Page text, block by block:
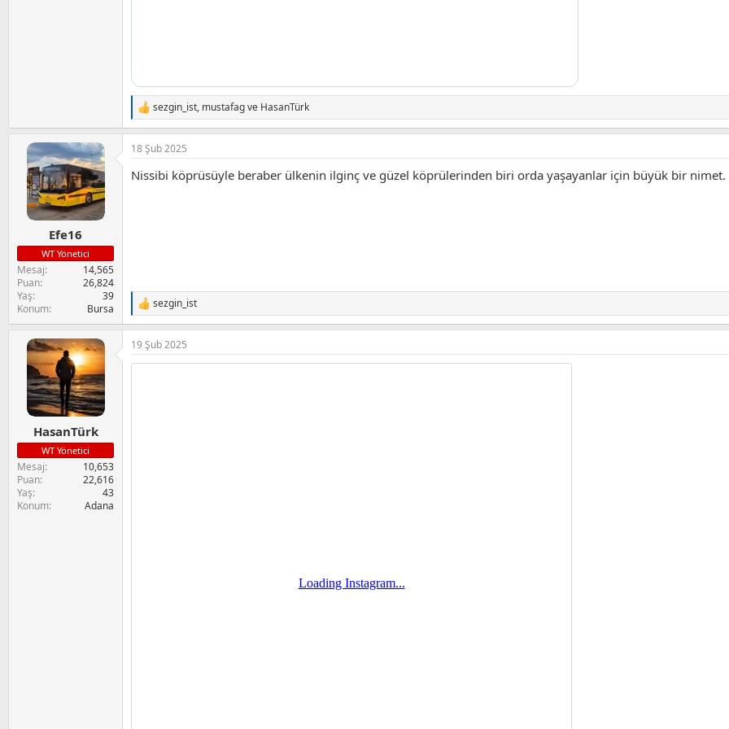
T
e
p
k
l
sezgin_ist, mustafagve HasanTürk
Efe16
WT Yönetici
Mesaj
14,565
Puan
26,824
Yaş
39
Konum
Bursa
18 Şub 2025
Nissibi köprüsüyle beraber ülkenin ilginç ve güzel köprülerinden biri orda yaşayanlar için büyük bir nimet.
T
e
p
k
i
sezgin_ist
HasanTürk
WT Yönetici
Mesaj
10,653
Puan
22,616
Yaş
43
Konum
Adana
19 Şub 2025